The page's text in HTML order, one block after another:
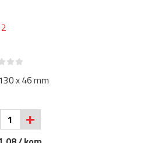
x 46 mm
+